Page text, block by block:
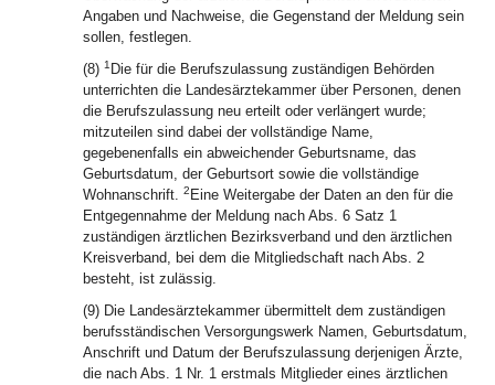
Angaben und Nachweise, die Gegenstand der Meldung sein
sollen, festlegen.
(8) 1 Die für die Berufszulassung zuständigen Behörden
unterrichten die Landesärztekammer über Personen, denen
die Berufszulassung neu erteilt oder verlängert wurde;
mitzuteilen sind dabei der vollständige Name,
gegebenenfalls ein abweichender Geburtsname, das
Geburtsdatum, der Geburtsort sowie die vollständige
Wohnanschrift. 2 Eine Weitergabe der Daten an den für die
Entgegennahme der Meldung nach Abs. 6 Satz 1
zuständigen ärztlichen Bezirksverband und den ärztlichen
Kreisverband, bei dem die Mitgliedschaft nach Abs. 2
besteht, ist zulässig.
(9) Die Landesärztekammer übermittelt dem zuständigen
berufsständischen Versorgungswerk Namen, Geburtsdatum,
Anschrift und Datum der Berufszulassung derjenigen Ärzte,
die nach Abs. 1 Nr. 1 erstmals Mitglieder eines ärztlichen